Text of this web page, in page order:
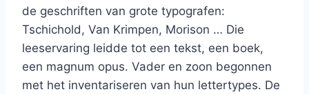
de geschriften van grote typografen:
Tschichold, Van Krimpen, Morison … Die
leeservaring leidde tot een tekst, een boek,
een magnum opus. Vader en zoon begonnen
met het inventariseren van hun lettertypes. De